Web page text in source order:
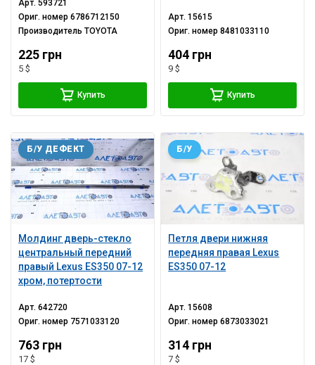
Арт.593721
Ориг. номер6786712150
ПроизводительTOYOTA
225 грн
5 $
Купить
Арт.15615
Ориг. номер8481033110
404 грн
9 $
Купить
Молдинг дверь-стекло
центральный передний
правый Lexus ES350 07-12
хром, потертости
Б/У ДЕФЕКТ
Арт.642720
Ориг. номер 7571033120
763 грн
17 $
Петля двери нижняя
передняя правая Lexus
ES350 07-12
Б/У
Арт.15608
Ориг. номер6873033021
314 грн
7 $